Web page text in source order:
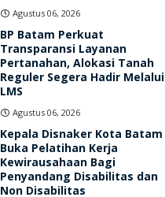
Agustus 06, 2026
BP Batam Perkuat
Transparansi Layanan
Pertanahan, Alokasi Tanah
Reguler Segera Hadir Melalui
LMS
Agustus 06, 2026
Kepala Disnaker Kota Batam
Buka Pelatihan Kerja
Kewirausahaan Bagi
Penyandang Disabilitas dan
Non Disabilitas